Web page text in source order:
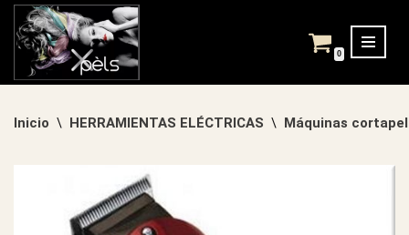
Saltar
0
Inicio \ HERRAMIENTAS ELÉCTRICAS \ Máquinas